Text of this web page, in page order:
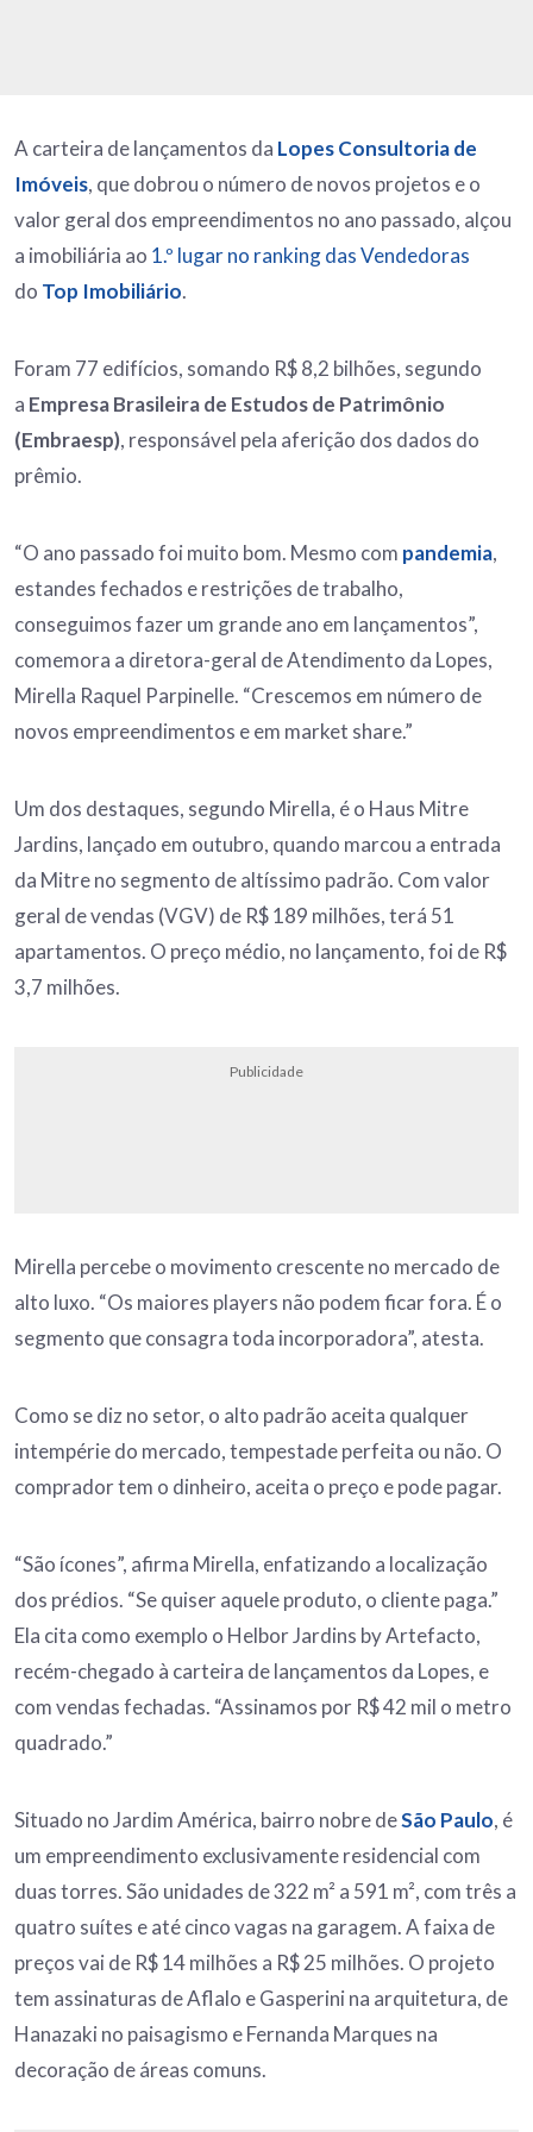
A carteira de lançamentos da Lopes Consultoria de
Imóveis, que dobrou o número de novos projetos e o
valor geral dos empreendimentos no ano passado, alçou
a imobiliária ao 1.º lugar no ranking das Vendedoras
do Top Imobiliário.
Foram 77 edifícios, somando R$ 8,2 bilhões, segundo
a Empresa Brasileira de Estudos de Patrimônio
(Embraesp), responsável pela aferição dos dados do
prêmio.
“O ano passado foi muito bom. Mesmo com pandemia,
estandes fechados e restrições de trabalho,
conseguimos fazer um grande ano em lançamentos”,
comemora a diretora-geral de Atendimento da Lopes,
Mirella Raquel Parpinelle. “Crescemos em número de
novos empreendimentos e em market share.”
Um dos destaques, segundo Mirella, é o Haus Mitre
Jardins, lançado em outubro, quando marcou a entrada
da Mitre no segmento de altíssimo padrão. Com valor
geral de vendas (VGV) de R$ 189 milhões, terá 51
apartamentos. O preço médio, no lançamento, foi de R$
3,7 milhões.
Publicidade
Mirella percebe o movimento crescente no mercado de
alto luxo. “Os maiores players não podem ficar fora. É o
segmento que consagra toda incorporadora”, atesta.
Como se diz no setor, o alto padrão aceita qualquer
intempérie do mercado, tempestade perfeita ou não. O
comprador tem o dinheiro, aceita o preço e pode pagar.
“São ícones”, afirma Mirella, enfatizando a localização
dos prédios. “Se quiser aquele produto, o cliente paga.”
Ela cita como exemplo o Helbor Jardins by Artefacto,
recém-chegado à carteira de lançamentos da Lopes, e
com vendas fechadas. “Assinamos por R$ 42 mil o metro
quadrado.”
Situado no Jardim América, bairro nobre deSão Paulo, é
um empreendimento exclusivamente residencial com
duas torres. São unidades de 322 m² a 591 m², com três a
quatro suítes e até cinco vagas na garagem. A faixa de
preços vai de R$ 14 milhões a R$ 25 milhões. O projeto
tem assinaturas de Aflalo e Gasperini na arquitetura, de
Hanazaki no paisagismo e Fernanda Marques na
decoração de áreas comuns.